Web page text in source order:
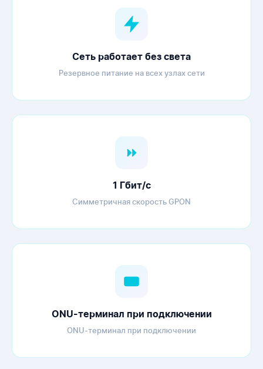
Сеть работает без света
Резервное питание на всех узлах сети
1 Гбит/с
Симметричная скорость GPON
ONU-терминал при подключении
ONU-терминал при подключении